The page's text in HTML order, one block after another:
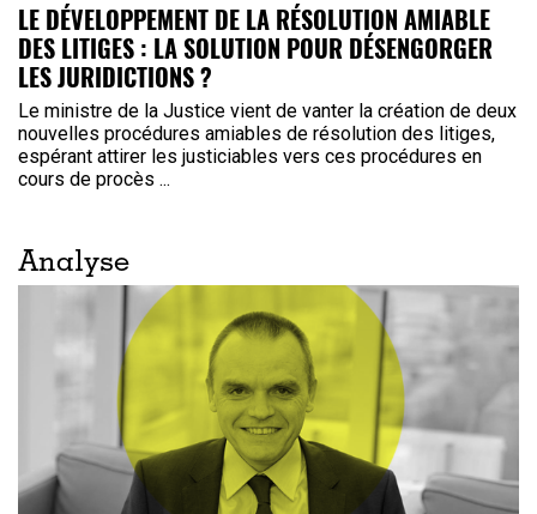
LE DÉVELOPPEMENT DE LA RÉSOLUTION AMIABLE
DES LITIGES : LA SOLUTION POUR DÉSENGORGER
LES JURIDICTIONS ?
Le ministre de la Justice vient de vanter la création de deux
nouvelles procédures amiables de résolution des litiges,
espérant attirer les justiciables vers ces procédures en
cours de procès ...
Analyse